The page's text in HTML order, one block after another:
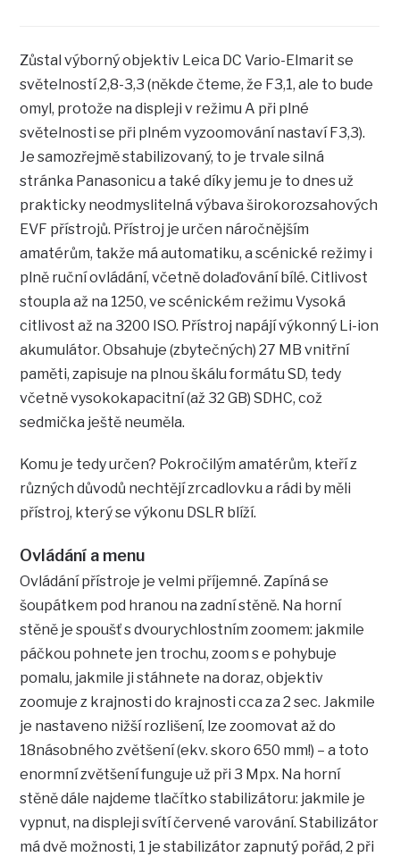
Zůstal výborný objektiv Leica DC Vario-Elmarit se
světelností 2,8-3,3 (někde čteme, že F3,1, ale to bude
omyl, protože na displeji v režimu A při plné
světelnosti se při plném vyzoomování nastaví F3,3).
Je samozřejmě stabilizovaný, to je trvale silná
stránka Panasonicu a také díky jemu je to dnes už
prakticky neodmyslitelná výbava širokorozsahových
EVF přístrojů. Přístroj je určen náročnějším
amatérům, takže má automatiku, a scénické režimy i
plně ruční ovládání, včetně dolaďování bílé. Citlivost
stoupla až na 1250, ve scénickém režimu Vysoká
citlivost až na 3200 ISO. Přístroj napájí výkonný Li-ion
akumulátor. Obsahuje (zbytečných) 27 MB vnitřní
paměti, zapisuje na plnou škálu formátu SD, tedy
včetně vysokokapacitní (až 32 GB) SDHC, což
sedmička ještě neuměla.
Komu je tedy určen? Pokročilým amatérům, kteří z
různých důvodů nechtějí zrcadlovku a rádi by měli
přístroj, který se výkonu DSLR blíží.
Ovládání a menu
Ovládání přístroje je velmi příjemné. Zapíná se
šoupátkem pod hranou na zadní stěně. Na horní
stěně je spoušť s dvourychlostním zoomem: jakmile
páčkou pohnete jen trochu, zoom s e pohybuje
pomalu, jakmile ji stáhnete na doraz, objektiv
zoomuje z krajnosti do krajnosti cca za 2 sec. Jakmile
je nastaveno nižší rozlišení, lze zoomovat až do
18násobného zvětšení (ekv. skoro 650 mm!) – a toto
enormní zvětšení funguje už při 3 Mpx. Na horní
stěně dále najdeme tlačítko stabilizátoru: jakmile je
vypnut, na displeji svítí červené varování. Stabilizátor
má dvě možnosti, 1 je stabilizátor zapnutý pořád, 2 při